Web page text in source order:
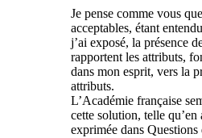
Je pense comme vous
acceptables, étant
j’ai exposé, la présence
rapportent les attributs,
dans mon esprit, vers la
attributs.
L’Académie française
cette solution, telle qu’en
exprimée dans Questions